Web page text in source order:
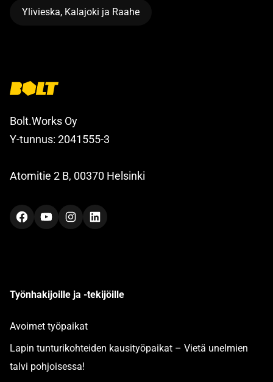
Ylivieska, Kalajoki ja Raahe
Bolt.Works Oy
Y-tunnus: 2041555-3
Atomitie 2 B, 00370 Helsinki
FacebookYouTubeInstagramLinkedIn
Työnhakijoille ja -tekijöille
Avoimet työpaikat
Lapin tunturikohteiden kausityöpaikat – Vietä unelmien
talvi pohjoisessa!